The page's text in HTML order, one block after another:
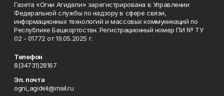
Газета «Огни Агидели» зарегистрирована в Управлении
Федеральной службы по надзору в сфере связи,
информационных технологий и массовых коммуникаций по
Республике Башкортостан. Регистрационный номер ПИ № ТУ
02 - 01772 от 19.05.2025 г.
Телефон
8(34731)28167
Эл. почта
ogni_agideli@mail.ru